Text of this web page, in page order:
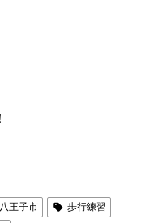
王子市
歩行練習